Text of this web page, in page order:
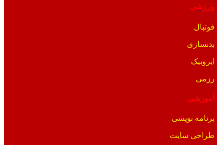
ورزشی
فوتبال
بدنسازی
ایروبیک
رزمی
آموزشی
برنامه نویسی
طراحی سایت